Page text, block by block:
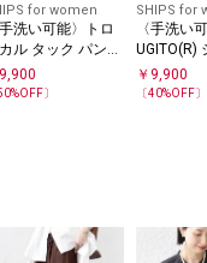
for women
手洗い可能〉トロ
ル タック パンツ
ットアップ対
9,900
%OFF〕
SHIPS for
〈手洗い
UGITO(R)
ツイード
ツ
￥ 9,900
〔40%OFF〕